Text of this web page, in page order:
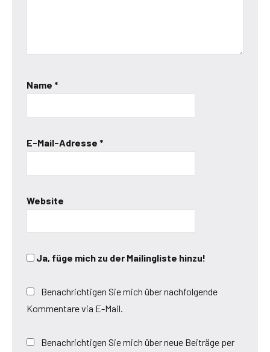
Name *
E-Mail-Adresse *
Website
Ja, füge mich zu der Mailingliste hinzu!
Benachrichtigen Sie mich über nachfolgende
Kommentare via E-Mail.
Benachrichtigen Sie mich über neue Beiträge per